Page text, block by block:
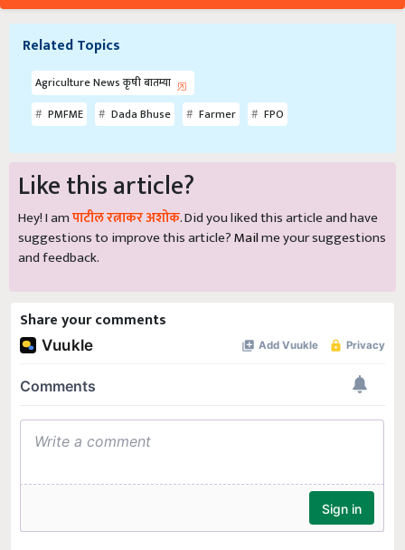
Related Topics
Agriculture News कृषी बातम्या
PMFME
Dada Bhuse Farmer FPO
Like this article?
Hey! I amपाटील रत्नाकर अशोक. Did you liked this article and have
suggestions to improve this article?Mailme your suggestions
and feedback.
Share your comments